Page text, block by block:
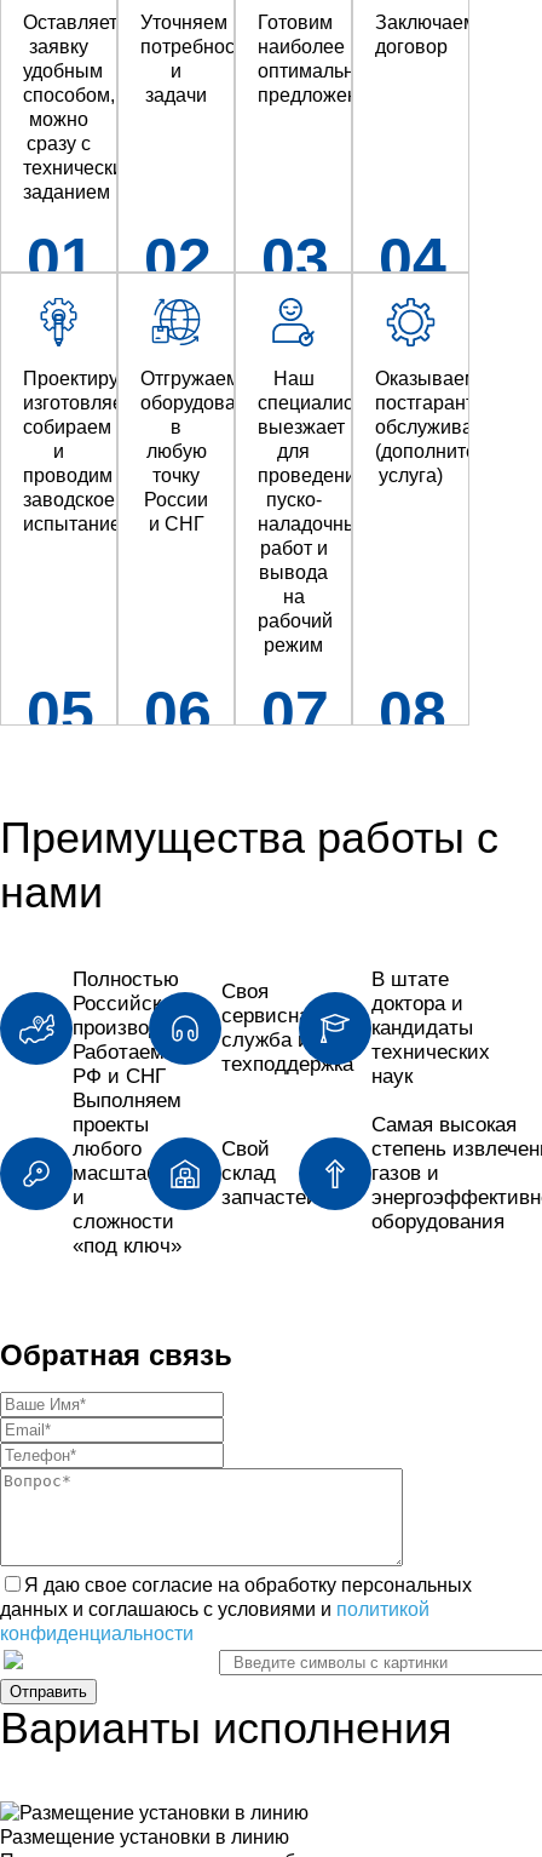
Оставляете
заявку
удобным
способом,
можно
сразу с
техническим
заданием
01
Уточняем
потребности
и
задачи
02
Готовим
наиболее
оптимальное
предложение
03
Заключаем
договор
04
Проектируем,
изготовляем,
собираем
и
проводим
заводское
испытание
05
Отгружаем
оборудование
в
любую
точку
России
и СНГ
06
Наш
специалист
выезжает
для
проведения
пуско-
наладочных
работ и
вывода
на
рабочий
режим
07
Оказываем
постгарантийное
обслуживание
(дополнительная
услуга)
08
Преимущества работы с
нами
Полностью
Российское
производство
Работаем по
РФ и СНГ
Своя
сервисная
служба и
техподдержка
В штате
доктора и
кандидаты
технических
наук
Выполняем
проекты
любого
масштаба
и
сложности
«под ключ»
Свой
склад
запчастей
Самая высокая
степень
газов и
оборудования
Обратная связь
Я даю свое согласие на обработку персональных
данных и соглашаюсь с условиями и политикой
конфиденциальности
Варианты исполнения
Размещение установки в линию